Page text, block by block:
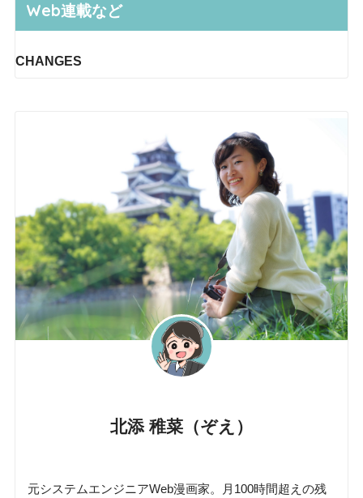
Web連載など
CHANGES
北添 稚菜（ぞえ）
元システムエンジニアWeb漫画家。月100時間超えの残